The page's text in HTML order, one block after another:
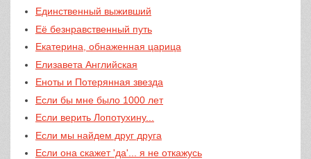
Единственный выживший
Её безнравственный путь
Екатерина, обнаженная царица
Елизавета Английская
Еноты и Потерянная звезда
Если бы мне было 1000 лет
Если верить Лопотухину...
Если мы найдем друг друга
Если она скажет 'да'... я не откажусь